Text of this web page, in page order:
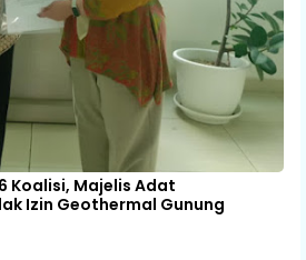
Koalisi, Majelis Adat
Izin Geothermal Gunung